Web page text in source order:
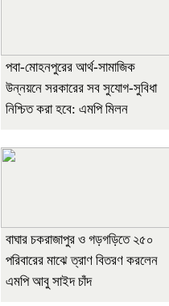
পবা-মোহনপুরের আর্থ-সামাজিক
উন্নয়নে সরকারের সব সুযোগ-সুবিধা
নিশ্চিত করা হবে: এমপি মিলন
বাঘার চকরাজাপুর ও গড়গড়িতে ২৫০
পরিবারের মাঝে ত্রাণ বিতরণ করলেন
এমপি আবু সাইদ চাঁদ